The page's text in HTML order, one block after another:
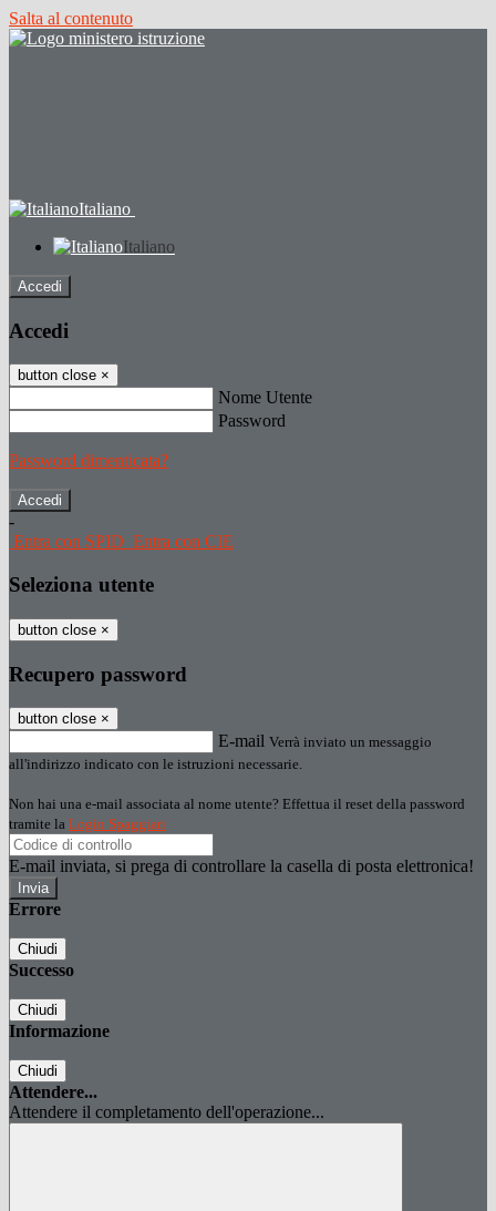
Salta al contenuto
Italiano
Italiano
Accedi
Accedi
button close ×
Nome Utente
Password
Password dimenticata?
-
Entra con SPID Entra con CIE
Seleziona utente
button close ×
Recupero password
button close ×
E-mail Verrà inviato un messaggio
all'indirizzo indicato con le istruzioni necessarie.
Non hai una e-mail associata al nome utente? Effettua il reset della password
tramite la Login Spaggiari
E-mail inviata, si prega di controllare la casella di posta elettronica!
Errore
Chiudi
Successo
Chiudi
Informazione
Chiudi
Attendere...
Attendere il completamento dell'operazione...